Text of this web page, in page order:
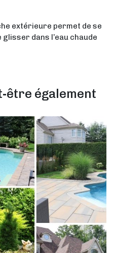
extérieure permet de se
dans l’eau chaude
être également